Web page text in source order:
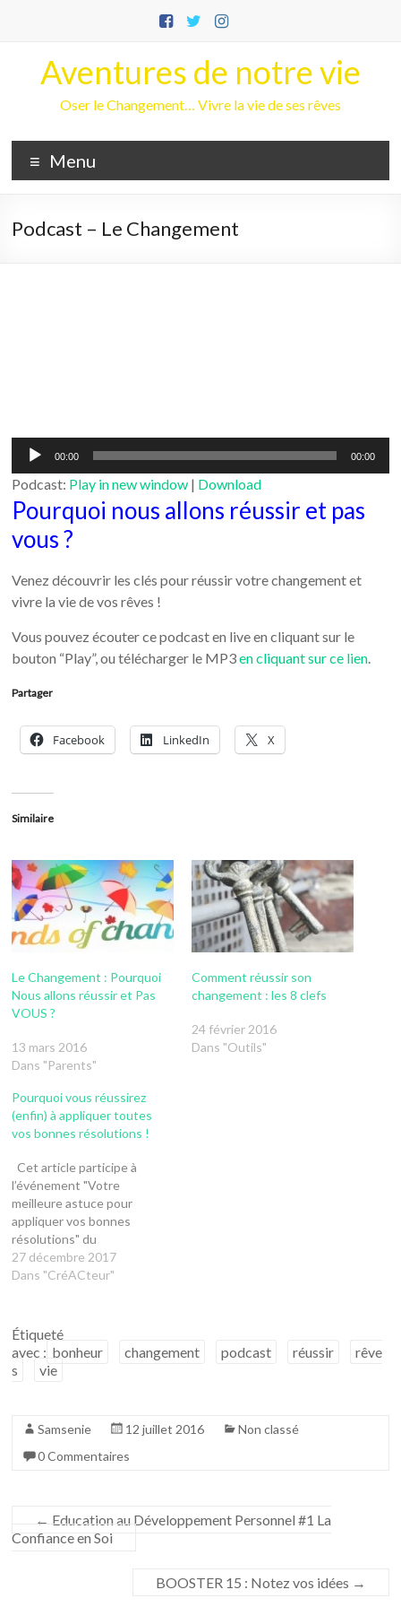
Aventures de notre vie
Oser le Changement… Vivre la vie de ses rêves
Menu
Podcast – Le Changement
Lecteur
audio
00:00 00:00
Podcast: Play in new window | Download
Pourquoi nous allons réussir et pas
vous ?
Venez découvrir les clés pour réussir votre changement et
vivre la vie de vos rêves !
Vous pouvez écouter ce podcast en live en cliquant sur le
bouton “Play”, ou télécharger le MP3en cliquant sur ce lien.
Partager
Facebook LinkedIn X
Similaire
Le Changement : Pourquoi
Nous allons réussir et Pas
VOUS ?
13 mars 2016
Dans "Parents"
Comment réussir son
changement : les 8 clefs
24 février 2016
Dans "Outils"
Pourquoi vous réussirez
(enfin) à appliquer toutes
vos bonnes résolutions !
Cet article participe à
l’événement "Votre
meilleure astuce pour
appliquer vos bonnes
résolutions" du
blog Devenez Meilleur.
J’apprécie beaucoup ce blog,
voter pour mon article si
vous l’aimez ! C’est
l’histoire de Sandrine qui a
27 décembre 2017
Dans "CréACteur"
Étiqueté
avec : bonheur changement podcast réussir
rêve
s
vie
Samsenie 12 juillet 2016
Non classé
0 Commentaires
← Education au Développement Personnel #1 La
Confiance en Soi
BOOSTER 15 : Notez vos idées →